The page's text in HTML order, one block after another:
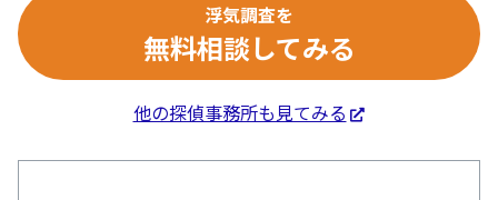
浮気調査を
無料相談してみる
他の探偵事務所も見てみる